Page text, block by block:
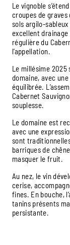
Le vignoble
croupes de
sols argilo-
excellent
régulière du
l’appellation.
Le millésime 2025
domaine, avec
équilibrée.
Cabernet
souplesse.
Le domaine est
avec une
sont
barriques de
masquer le fruit.
Au nez, le vin
cerise,
fines. En bouche,
tanins présents
persistante.